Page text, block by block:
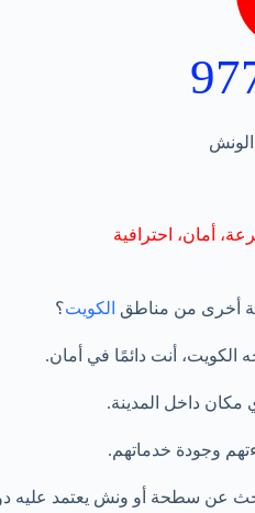
أمان، احترافية
أخرى من مناطق الكويت؟
أنت دائمًا في أمان.
داخل المدينة.
وجودة خدماتهم.
يبحث عن سطحة أو ونش يعتمد عليه